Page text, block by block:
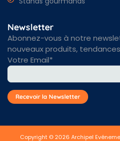
Newsletter
Abonnez-vous à notre
nouveaux produits,
Votre Email*
Copyright © 2026 Archipel